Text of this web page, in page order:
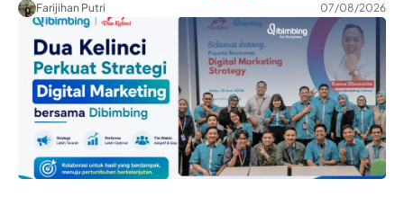
Farijihan Putri
07/08/2026